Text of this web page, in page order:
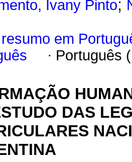
Ivany Pinto;
resumo em
· Português
DAS